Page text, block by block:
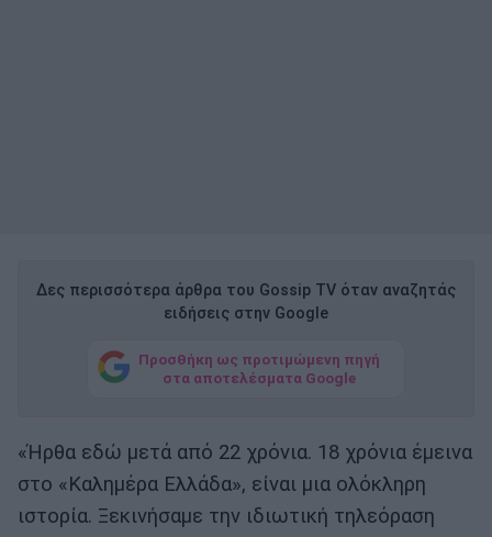
Δες περισσότερα άρθρα του Gossip TV όταν αναζητάς
ειδήσεις στην Google
Προσθήκη ως προτιμώμενη πηγή
στα αποτελέσματα Google
«Ήρθα εδώ μετά από 22 χρόνια. 18 χρόνια έμεινα
στο «Καλημέρα Ελλάδα», είναι μια ολόκληρη
ιστορία. Ξεκινήσαμε την ιδιωτική τηλεόραση